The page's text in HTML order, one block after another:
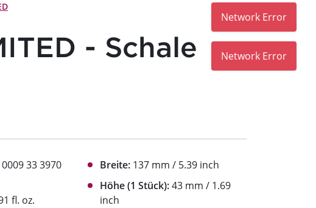
- Schale
0009 33 3970
fl. oz.
Breite: 137 mm / 5.39 inch
Höhe (1 Stück):43 mm / 1.69
inch
Network Error
Network Error